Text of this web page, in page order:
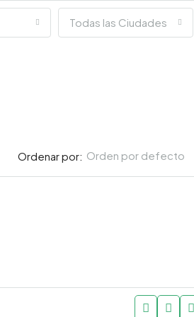
Todas las Ciudades
Ordenar por: Orden por defecto